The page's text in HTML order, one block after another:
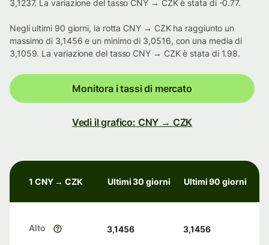
3,1237. La variazione del tasso CNY → CZK è stata di -0.77.
Negli ultimi 90 giorni, la rotta CNY → CZK ha raggiunto un
massimo di 3,1456 e un minimo di 3,0516, con una media di
3,1059. La variazione del tasso CNY → CZK è stata di 1.98.
Monitora i tassi di mercato
Vedi il grafico: CNY → CZK
1 CNY → CZK Ultimi 30 giorni Ultimi 90 giorni
Alto 3,1456 3,1456